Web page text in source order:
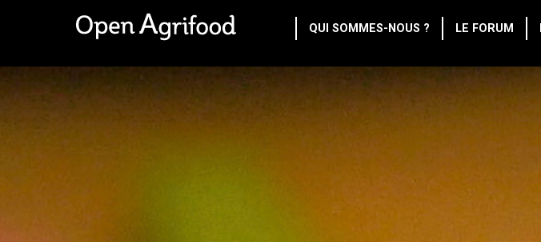
QUI SOMMES-NOUS ? LE FORUM